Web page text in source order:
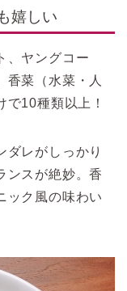
嬉しい
、ヤングコー
香菜（水菜・人
10種類以上！
ダレがしっかり
ンスが絶妙。香
ック風の味わい